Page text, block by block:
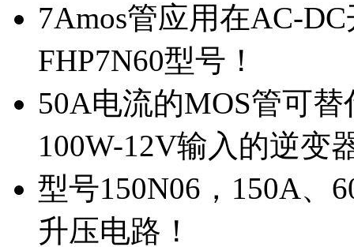
7Amos管应用在AC-
FHP7N60型号！
50A电流的MOS管可
100W-12V输入的逆变
型号150N06，150A、
升压电路！